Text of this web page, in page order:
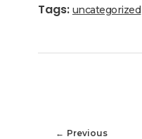
Tags: uncategorized
Previous